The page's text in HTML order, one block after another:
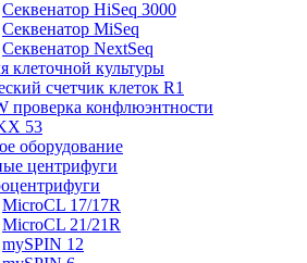
Секвенатор HiSeq 3000
Секвенатор MiSeq
Секвенатор NextSeq
клеточной культуры
счетчик клеток R1
проверка конфлюэнтности
53
оборудование
центрифуги
MicroCL 17/17R
MicroCL 21/21R
mySPIN 12